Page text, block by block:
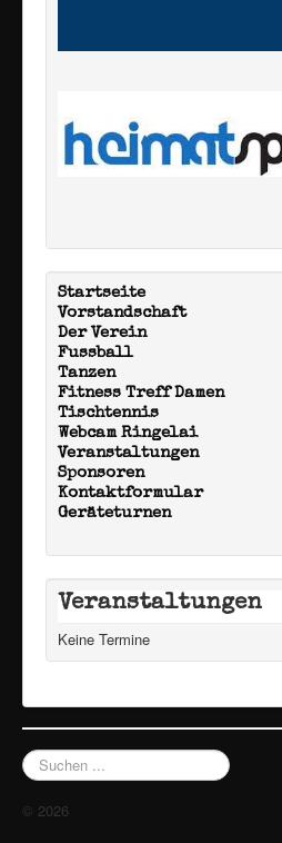
Startseite
Vorstandschaft
Der Verein
Fussball
Tanzen
Fitness Treff Damen
Tischtennis
Webcam Ringelai
Veranstaltungen
Sponsoren
Kontaktformular
Geräteturnen
Veranstaltungen
Keine Termine
Suchen
...
© 2026